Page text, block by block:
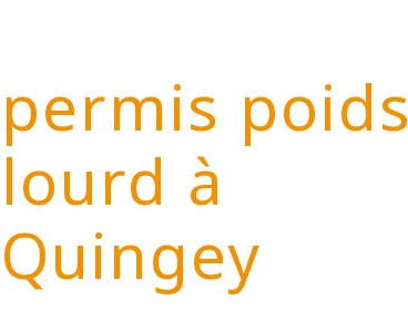
permis poids
lourd à
Quingey